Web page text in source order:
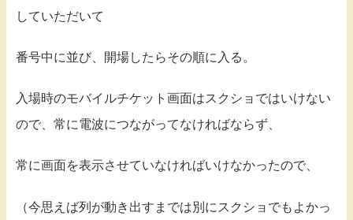
していただいて
番号中に並び、開場したらその順に入る。
入場時のモバイルチケット画面はスクショではいけない
ので、常に電波につながってなければならず、
常に画面を表示させていなければいけなかったので、
（今思えば列が動き出すまでは別にスクショでもよかっ